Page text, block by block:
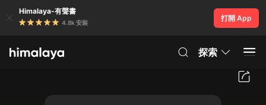
Himalaya-有聲書
4.8k 安裝
打開 App
探索